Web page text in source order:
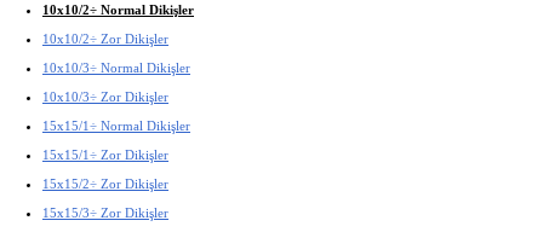
10x10/2÷ Normal Dikişler
10x10/2÷ Zor Dikişler
10x10/3÷ Normal Dikişler
10x10/3÷ Zor Dikişler
15x15/1÷ Normal Dikişler
15x15/1÷ Zor Dikişler
15x15/2÷ Zor Dikişler
15x15/3÷ Zor Dikişler